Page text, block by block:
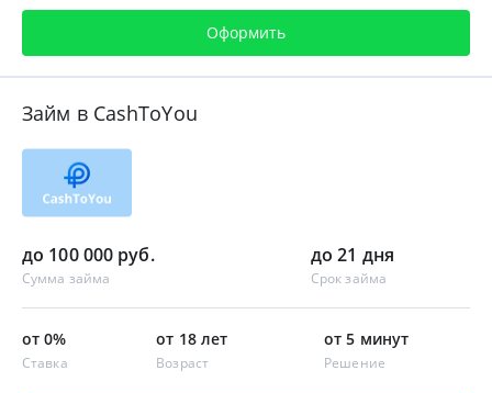
Оформить
Займ в CashToYou
до 100 000 руб.
Сумма займа
до 21 дня
Срок займа
от 0%
Ставка
от 18 лет
Возраст
от 5 минут
Решение